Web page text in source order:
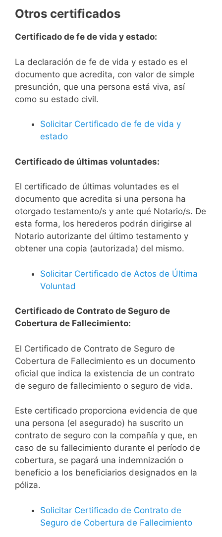
Otros certificados
Certificado de fe de vida y estado:
La declaración de fe de vida y estado es el
documento que acredita, con valor de simple
presunción, que una persona está viva, así
como su estado civil.
Solicitar Certificado de fe de vida y
estado
Certificado de últimas voluntades:
El certificado de últimas voluntades es el
documento que acredita si una persona ha
otorgado testamento/s y ante qué Notario/s. De
esta forma, los herederos podrán dirigirse al
Notario autorizante del último testamento y
obtener una copia (autorizada) del mismo.
Solicitar Certificado de Actos de Última
Voluntad
Certificado de Contrato de Seguro de
Cobertura de Fallecimiento:
El Certificado de Contrato de Seguro de
Cobertura de Fallecimiento es un documento
oficial que indica la existencia de un contrato
de seguro de fallecimiento o seguro de vida.
Este certificado proporciona evidencia de que
una persona (el asegurado) ha suscrito un
contrato de seguro con la compañía y que, en
caso de su fallecimiento durante el período de
cobertura, se pagará una indemnización o
beneficio a los beneficiarios designados en la
póliza.
Solicitar Certificado de Contrato de
Seguro de Cobertura de Fallecimiento